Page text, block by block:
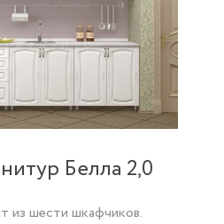
Белла 2,0
из шести шкафчиков.